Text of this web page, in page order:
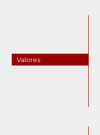
Valores